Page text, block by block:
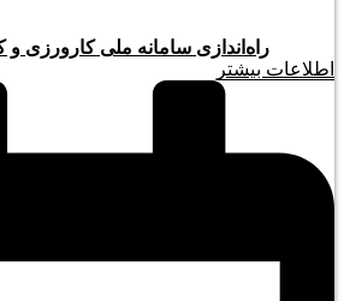
راه‌اندازی سامانه ملی کارورزی
اطلاعات بیشتر